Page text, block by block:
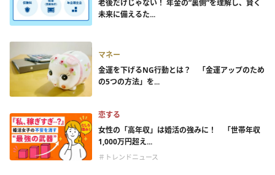
老後だけじゃない！ 年金の”裏側”を理解し、賢く
未来に備えるた...
マネー
金運を下げるNG行動とは？ 「金運アップのため
の5つの方法」を...
恋する
女性の「高年収」は婚活の強みに！ 「世帯年収
1,000万円超え...
＃トレンドニュース